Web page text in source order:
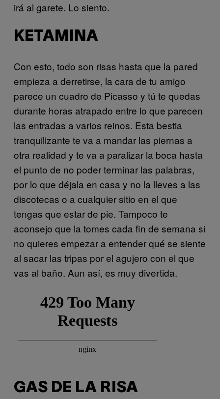
irá al garete. Lo siento.
KETAMINA
Con esto, todo son risas hasta que la pared
empieza a derretirse, la cara de tu amigo
parece un cuadro de Picasso y tú te quedas
durante horas atrapado entre lo que parecen
las entradas a varios reinos. Esta bestia
tranquilizante te va a mandar las piernas a
otra realidad y te va a paralizar la boca hasta
el punto de no poder terminar las palabras,
por lo que déjala en casa y no la lleves a las
discotecas o a cualquier sitio en el que
tengas que estar de pie. Tampoco te
aconsejo que la tomes cada fin de semana si
no quieres empezar a entender qué se siente
al sacar las tripas por el agujero con el que
vas al baño. Aun así, es muy divertida.
GAS DE LA RISA